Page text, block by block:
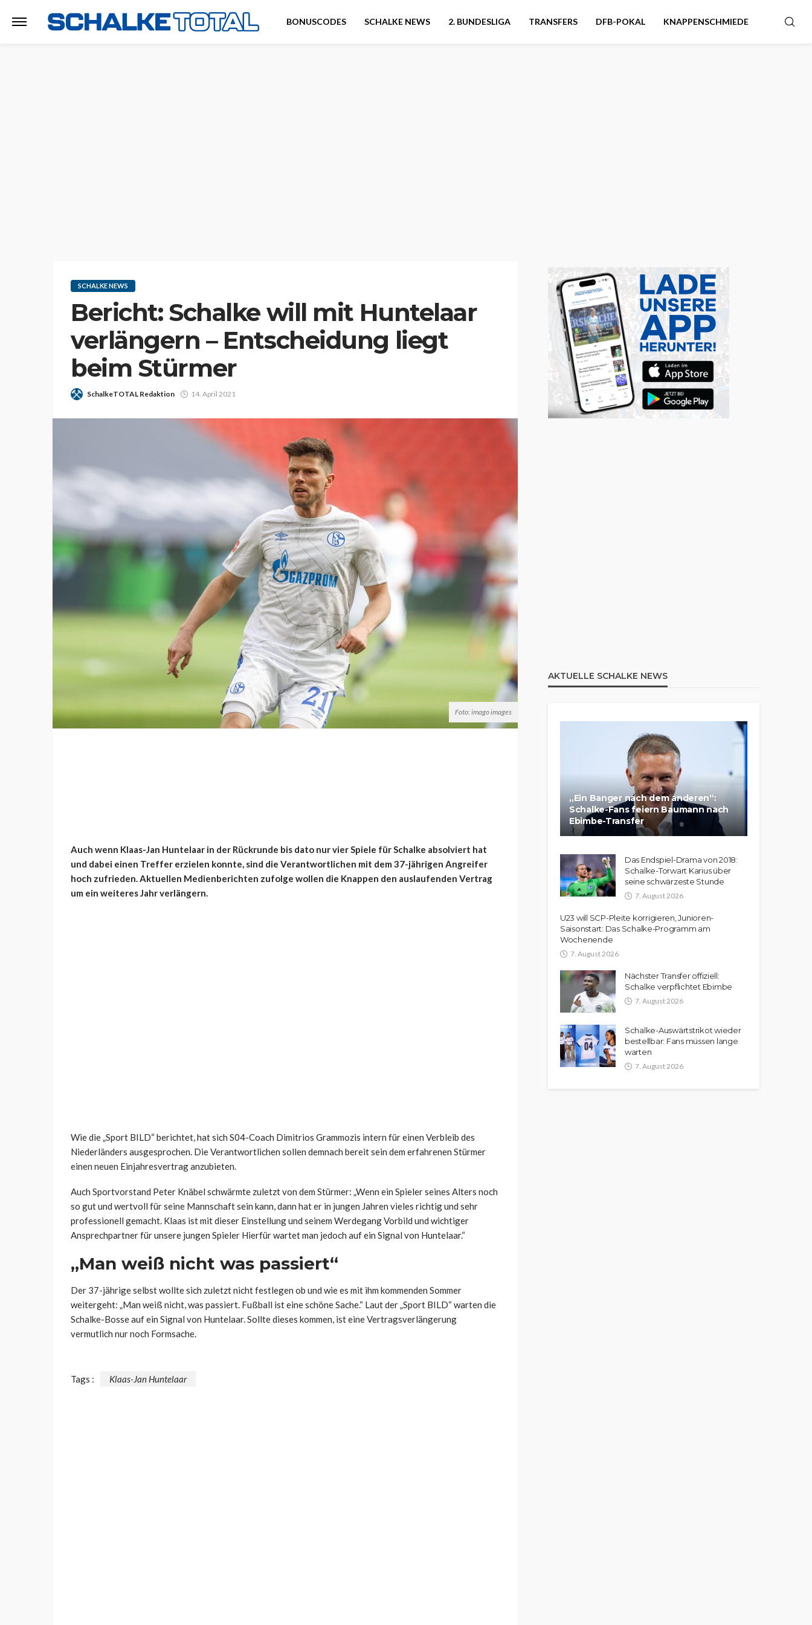
BONUSCODES SCHALKE NEWS 2. BUNDESLIGA TRANSFERS DFB-POKAL KNAPPENSCHMIEDE
SCHALKE NEWS
Bericht: Schalke will mit Huntelaar
verlängern – Entscheidung liegt
beim Stürmer
SchalkeTOTAL Redaktion 14. April 2021
Foto: imago images
Auch wenn Klaas-Jan Huntelaar in der Rückrunde bis dato nur vier Spiele für Schalke absolviert hat
und dabei einen Treffer erzielen konnte, sind die Verantwortlichen mit dem 37-jährigen Angreifer
hoch zufrieden. Aktuellen Medienberichten zufolge wollen die Knappen den auslaufenden Vertrag
um ein weiteres Jahr verlängern.
Wie die „Sport BILD“ berichtet, hat sich S04-Coach Dimitrios Grammozis intern für einen Verbleib des
Niederländers ausgesprochen. Die Verantwortlichen sollen demnach bereit sein dem erfahrenen Stürmer
einen neuen Einjahresvertrag anzubieten.
Auch Sportvorstand Peter Knäbel schwärmte zuletzt von dem Stürmer: „Wenn ein Spieler seines Alters noch
so gut und wertvoll für seine Mannschaft sein kann, dann hat er in jungen Jahren vieles richtig und sehr
professionell gemacht. Klaas ist mit dieser Einstellung und seinem Werdegang Vorbild und wichtiger
Ansprechpartner für unsere jungen Spieler Hierfür wartet man jedoch auf ein Signal von Huntelaar.“
„Man weiß nicht was passiert“
Der 37-jährige selbst wollte sich zuletzt nicht festlegen ob und wie es mit ihm kommenden Sommer
weitergeht: „Man weiß nicht, was passiert. Fußball ist eine schöne Sache.“ Laut der „Sport BILD“ warten die
Schalke-Bosse auf ein Signal von Huntelaar. Sollte dieses kommen, ist eine Vertragsverlängerung
vermutlich nur noch Formsache.
Tags : Klaas-Jan Huntelaar
AKTUELLE SCHALKE NEWS
„Ein Banger nach dem anderen“:
Schalke-Fans feiern Baumann nach
Ebimbe-Transfer
Das Endspiel-Drama von 2018:
Schalke-Torwart Karius über
seine schwärzeste Stunde
7. August 2026
U23 will SCP-Pleite korrigieren, Junioren-
Saisonstart: Das Schalke-Programm am
Wochenende
7. August 2026
Nächster Transfer offiziell:
Schalke verpflichtet Ebimbe
7. August 2026
Schalke-Auswärtstrikot wieder
bestellbar: Fans müssen lange
warten
7. August 2026